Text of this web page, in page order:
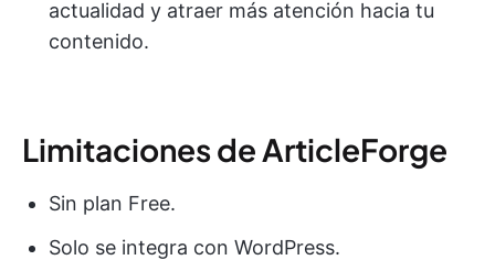
actualidad y atraer más atención hacia tu
contenido.
Limitaciones de ArticleForge
Sin plan Free.
Solo se integra con WordPress.